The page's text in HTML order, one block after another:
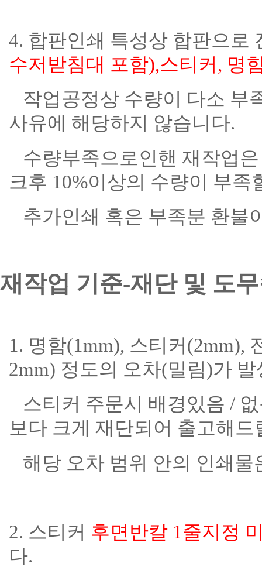
4. 합판인쇄 특성상 합판으로
수저받침대 포함),스티커, 명
작업공정상 수량이 다소 부
사유에 해당하지 않습니다.
수량부족으로인핸 재작업
크후 10%이상의 수량이 부족
추가인쇄 혹은 부족분 환불
재작업 기준-재단 및 도
1. 명함(1mm), 스티커(2mm),
2mm) 정도의 오차(밀림)가
스티커 주문시 배경있음 /
보다 크게 재단되어 출고해
해당 오차 범위 안의 인쇄물
2. 스티커 후면반칼 1줄지정
다.